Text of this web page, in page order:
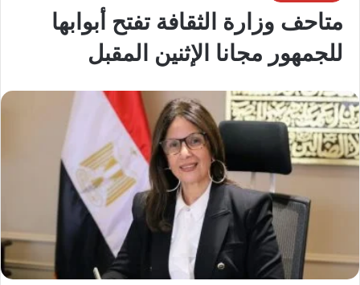
متاحف وزارة الثقافة تفتح أبوابها
للجمهور مجانا الإثنين المقبل